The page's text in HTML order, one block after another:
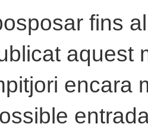
fins
aquest
encara